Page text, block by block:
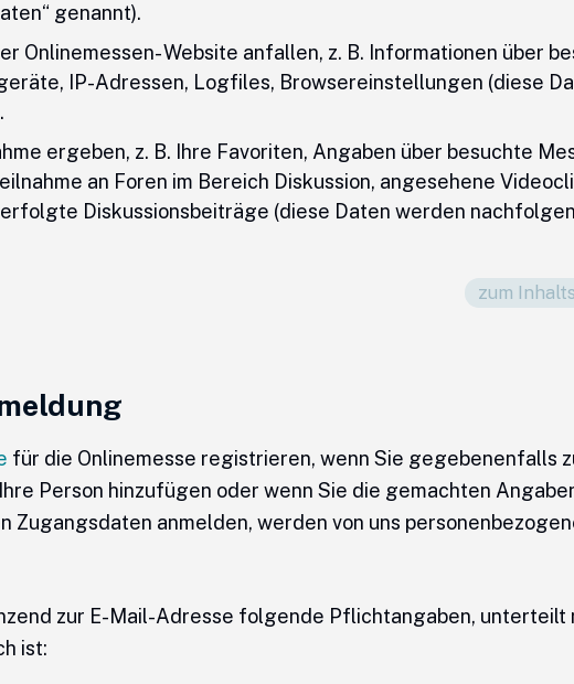
genannt).
Onlinemessen- Website anfallen, z. B. Informationen über
IP-Adressen, Logfiles, Browsereinstellungen (diese
ergeben, z. B. Ihre Favoriten, Angaben über besuchte
an Foren im Bereich Diskussion, angesehene
Diskussionsbeiträge (diese Daten werden
zum
für die Onlinemesse registrieren, wenn Sie gegebenenfalls
Person hinzufügen oder wenn Sie die gemachten
Zugangsdaten anmelden, werden von uns
zur E-Mail-Adresse folgende Pflichtangaben, unterteilt
ist: